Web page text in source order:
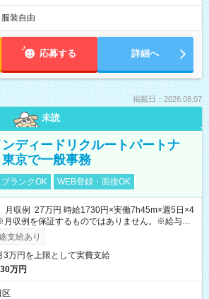
服装自由
応募する 詳細へ
掲載日：2026.08.07
未読
ディードリクルートパートナ
京で一般事務
ブランクOK WEB登録・面接OK
収例 27万円 時給1730円×実働7h45m×週5日×4
収例を保証するものではありません。※給与即
ス利用可（利用条件有）
支給あり
3万円を上限として実費支給
万円
区